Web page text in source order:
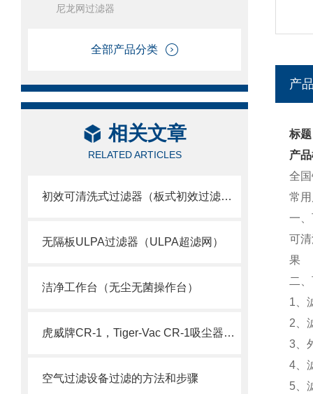
尼龙网过滤器
全部产品分类
相关文章
RELATED ARTICLES
初效可清洗式过滤器（板式初效过滤网）
无隔板ULPA过滤器（ULPA超滤网）
洁净工作台（无尘无菌操作台）
虎威牌CR-1，Tiger-Vac CR-1吸尘器（含HEPA）
空气过滤设备过滤的方法和步骤
产
标
产
全
常
一
可
果
二
1、
2、
3、
4、
5、